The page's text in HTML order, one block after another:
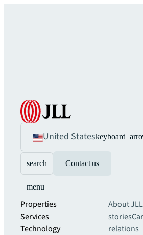
United States
search Contact us
menu
Properties
Services
Technology
About JLL
stories
relations